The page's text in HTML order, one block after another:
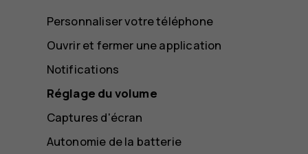
Personnaliser votre téléphone
Ouvrir et fermer une application
Notifications
Réglage du volume
Captures d'écran
Autonomie de la batterie